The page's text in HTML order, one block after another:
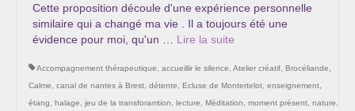
Cette proposition découle d'une expérience personnelle
similaire qui a changé ma vie . Il a toujours été une
évidence pour moi, qu'un … Lire la suite­­
Accompagnement thérapeutique accueillir le silence Atelier créatif Brocéliande
Calme
canal de nantes à Brest détente Ecluse de Montertelot enseignement
étang
halage jeu de la transforamtion lecture Méditation moment présent nature